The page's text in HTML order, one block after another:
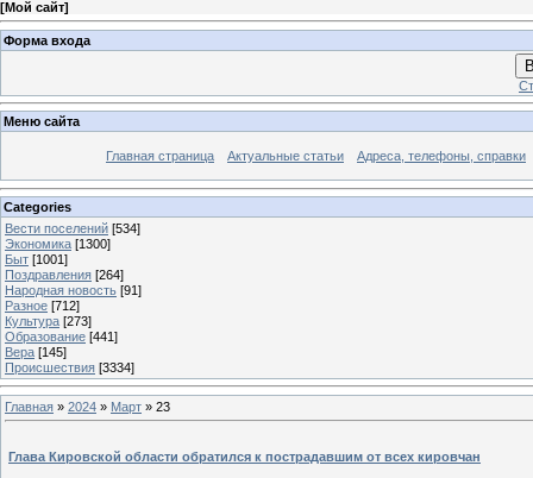
[Мой сайт]
Форма входа
Меню сайта
Главная страница Актуальные статьи Адреса, телефоны, справки
Categories
Вести поселений [534]
Экономика [1300]
Быт [1001]
Поздравления [264]
Народная новость [91]
Разное [712]
Культура [273]
Образование [441]
Вера [145]
Происшествия [3334]
Главная » 2024 » Март » 23
Глава Кировской области обратился к пострадавшим от всех кировчан